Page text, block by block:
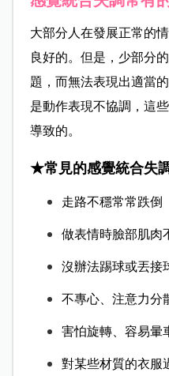
大部分人在發展正常的
良好的。但是，少部分
題，而無法表現出適當
是動作表現不協調，這
導致的。
★常見的感覺統合失
走路不穩常常跌倒
做表情時臉部肌肉
沒辦法踢球或丟接
不專心、注意力分
害怕旋轉、容易暈
對某些材質的衣服